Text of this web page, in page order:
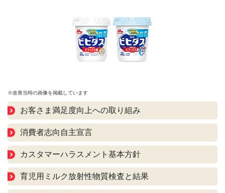
※改善当時の画像を掲載しています
お客さま満足度向上への取り組み
消費者志向自主宣言
カスタマーハラスメント基本方針
育児用ミルク放射性物質検査と結果